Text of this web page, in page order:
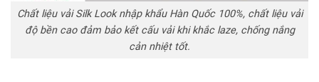
Chất liệu vải Silk Look nhập khẩu Hàn Quốc 100%, chất liệu vải
độ bền cao đảm bảo kết cấu vải khi khắc laze, chống nắng
cản nhiệt tốt.